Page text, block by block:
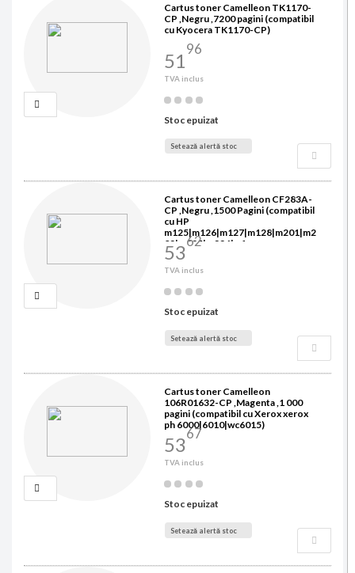
Cartus toner Camelleon TK1170-
CP ,Negru ,7200 pagini (compatibil
cu Kyocera TK1170-CP)
51 96
TVA inclus
Stoc epuizat
Setează alertă stoc
Cartus toner Camelleon CF283A-
CP ,Negru ,1500 Pagini (compatibil
cu HP
m125|m126|m127|m128|m201|m2
02|m225|m226|mf-
211|212|216|217|226|229|lbp-
151)
5362
TVA inclus
Stoc epuizat
Setează alertă stoc
Cartus toner Camelleon
106R01632-CP ,Magenta ,1 000
pagini (compatibil cu Xerox xerox
ph 6000|6010|wc6015)
5367
TVA inclus
Stoc epuizat
Setează alertă stoc